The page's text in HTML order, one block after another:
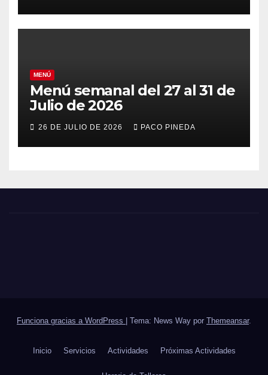
MENÚ
Menú semanal del 27 al 31 de
Julio de 2026
26 DE JULIO DE 2026 PACO PINEDA
Funciona gracias a WordPress Tema: News Way por Themeansar.
Inicio Servicios Actividades Próximas Actividades